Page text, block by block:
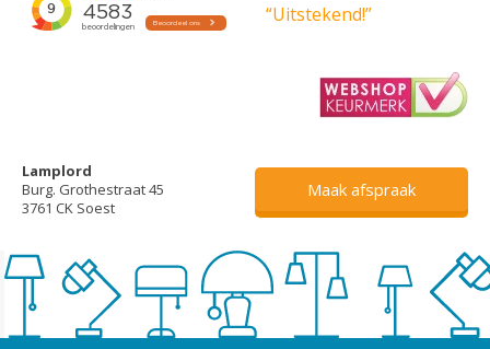
“Uitstekend!”
Lamplord
Burg. Grothestraat 45
3761 CK Soest
Maak afspraak